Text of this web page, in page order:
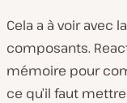
Cela a à voir avec
composants.
mémoire pour
ce qu’il faut